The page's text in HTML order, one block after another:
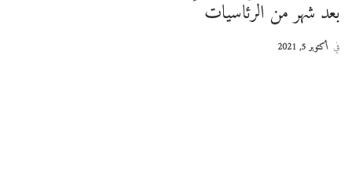
بعد شهر من الرئاسيات
في أكتوبر 5, 2021